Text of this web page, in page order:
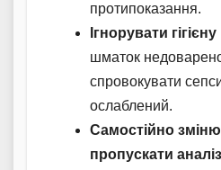
протипоказання.
Ігнорувати
шматок
спровокувати
ослаблений.
Самостійно
пропускати